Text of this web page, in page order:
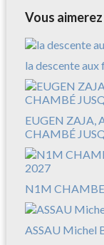
Vous aimerez
la descente
EUGEN ZAJA,
CHAMBÉ
N1M
ASSAU Michel